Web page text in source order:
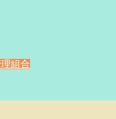
組合